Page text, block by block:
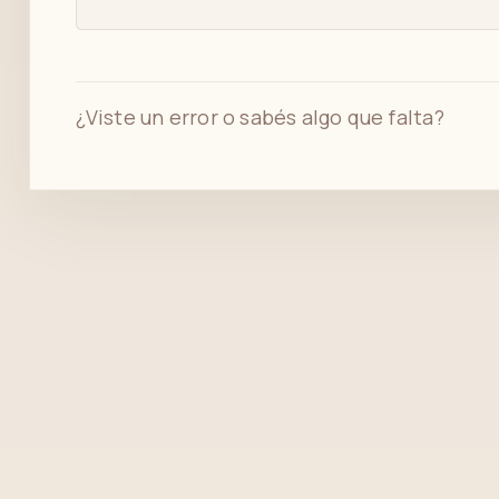
¿Viste un error o sabés algo que falta?